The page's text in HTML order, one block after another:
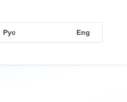
Рус Eng